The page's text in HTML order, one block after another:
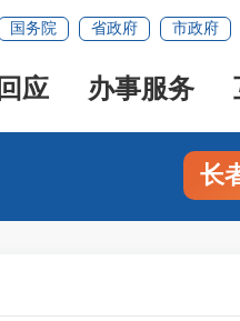
国务院 省政府 市政府
应 办事服务
长